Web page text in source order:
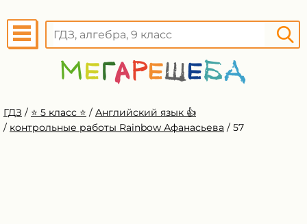
ГДЗ / ⭐️ 5 класс ⭐️ / Английский язык 👍
/ контрольные работы Rainbow Афанасьева / 57